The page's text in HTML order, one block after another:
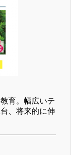
育。幅広いテ
、将来的に伸